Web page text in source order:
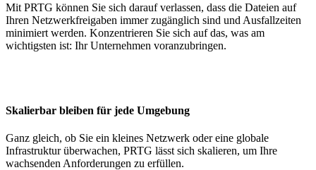
Mit PRTG können Sie sich darauf verlassen, dass die Dateien auf
Ihren Netzwerkfreigaben immer zugänglich sind und Ausfallzeiten
minimiert werden. Konzentrieren Sie sich auf das, was am
wichtigsten ist: Ihr Unternehmen voranzubringen.
Skalierbar bleiben für jede Umgebung
Ganz gleich, ob Sie ein kleines Netzwerk oder eine globale
Infrastruktur überwachen, PRTG lässt sich skalieren, um Ihre
wachsenden Anforderungen zu erfüllen.